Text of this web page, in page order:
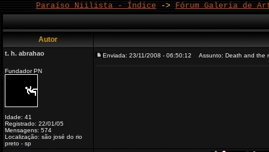
Paraíso Niilista - Índice -> Fórum Galeria de
Autor
t. h. abrahao
Fundador PN
Idade: 41
Registrado: 22/01/05
Mensagens: 574
Localização: são josé do rio
preto - sp
Enviada: 23/11/2008 - 06:50:12 Assunto: Death and the